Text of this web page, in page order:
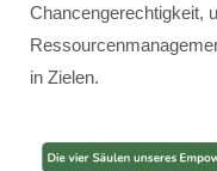
Chancengerechtigkeit,
in Zielen.